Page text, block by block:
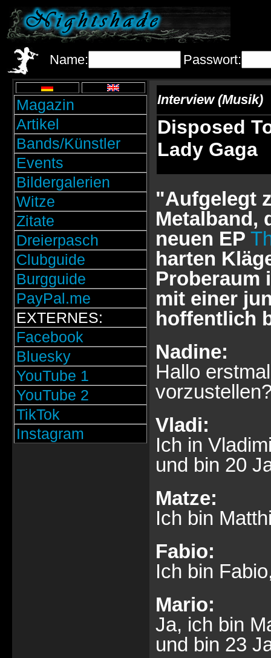
Name: Passwort:
Magazin
Artikel
Bands/Künstler
Events
Bildergalerien
Witze
Zitate
Dreierpasch
Clubguide
Burgguide
PayPal.me
EXTERNES:
Facebook
Bluesky
YouTube 1
YouTube 2
TikTok
Instagram
Interview (Musik)
Disposed
Lady Gaga
"Aufgelegt
Metalband,
neuen EP
harten
Proberaum
mit einer
hoffentlich
Nadine:
Hallo
Vladi:
Ich in
und bin 20
Matze:
Ich bin
Fabio:
Ich bin
Mario:
Ja, ich bin
und bin 23